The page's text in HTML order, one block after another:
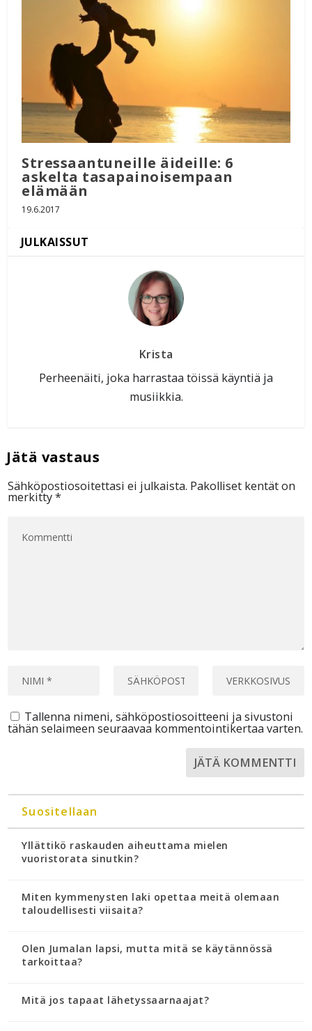
Stressaantuneille äideille: 6
askelta tasapainoisempaan
elämään
19.6.2017
Krista
Perheenäiti, joka harrastaa töissä käyntiä ja
musiikkia.
Sähköpostiosoitettasi ei julkaista. Pakolliset kentät on
merkitty*
Tallenna nimeni, sähköpostiosoitteeni ja sivustoni
tähän selaimeen seuraavaa kommentointikertaa varten.
Suositellaan
Yllättikö raskauden aiheuttama mielen
vuoristorata sinutkin?
Miten kymmenysten laki opettaa meitä olemaan
taloudellisesti viisaita?
Olen Jumalan lapsi, mutta mitä se käytännössä
tarkoittaa?
Mitä jos tapaat lähetyssaarnaajat?